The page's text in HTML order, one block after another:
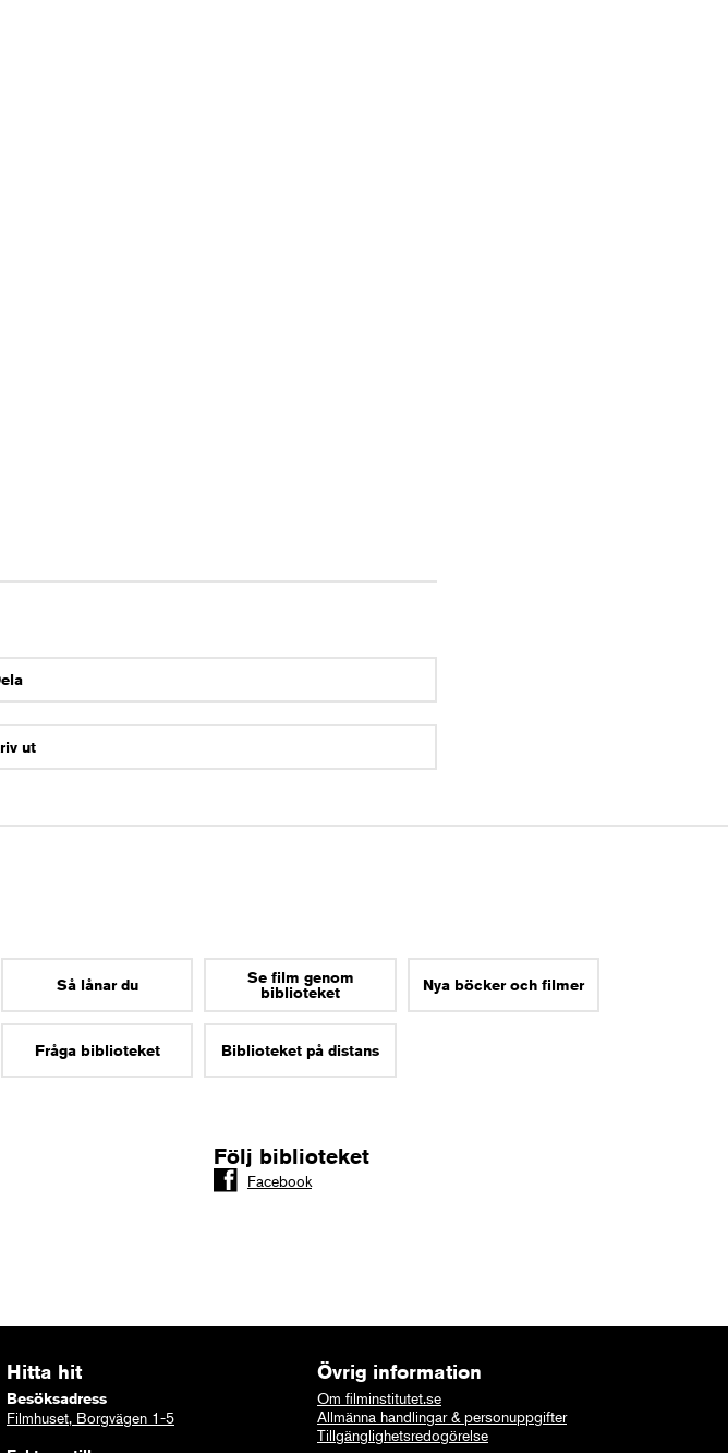
ut
Så lånar du Se film genom
biblioteket Nya böcker och filmer
Fråga biblioteket Biblioteket på distans
Följ biblioteket
Facebook
Hitta hit
Besöksadress
Filmhuset, Borgvägen 1-5
Övrig information
Om filminstitutet.se
Allmänna handlingar & personuppgifter
Tillgänglighetsredogörelse